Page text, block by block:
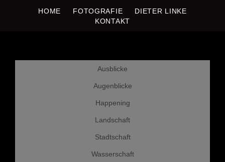
HOME FOTOGRAFIE
DIETER LINKE
KONTAKT
DIETER LINKE
Ausblicke
Augenblicke
Happening
Landschaft
Stadtschaft
Wasserschaft